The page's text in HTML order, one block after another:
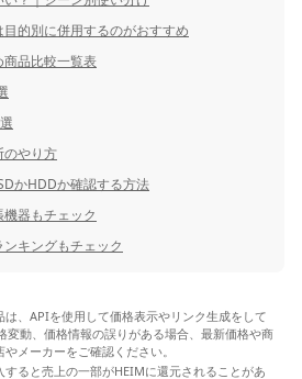
目的別に併用するのがおすすめ
品比較一覧表
のやり方
かHDDか確認する方法
器もチェック
キングもチェック
、APIを使用して価格表示やリンク生成をして
変動、価格情報の誤りがある場合、最新価格や商
メーカーをご確認ください。
ると売上の一部がHEIMに還元されることがあ